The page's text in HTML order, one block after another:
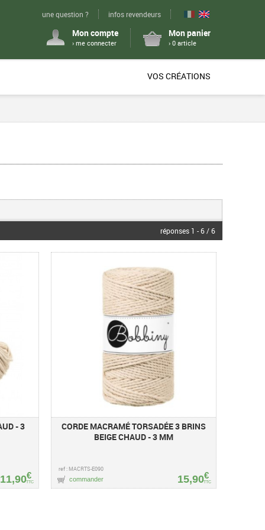
Mon compte
› me connecter
Mon panier
› 0 article
une question ? infos revendeurs
VOS CRÉATIONS
réponses 1 - 6 / 6
- 3
11,90€
TTC
CORDE MACRAMÉ TORSADÉE 3 BRINS
BEIGE CHAUD - 3 MM
ref : MACRTS-E090
15,90€
TTC
commander